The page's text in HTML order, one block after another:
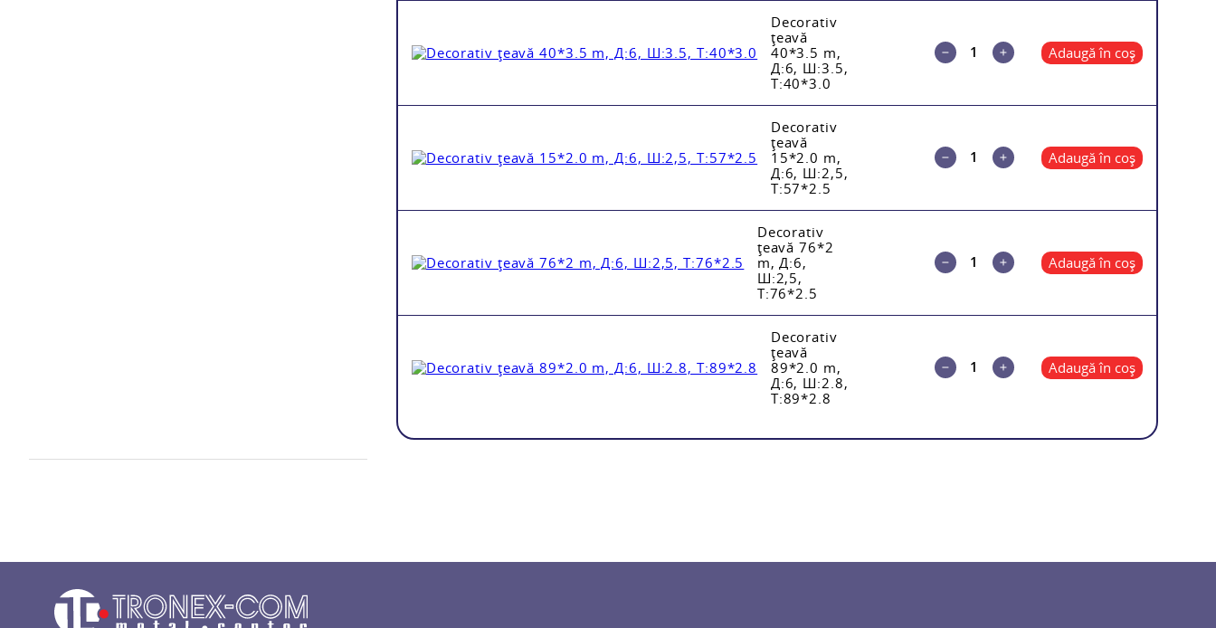
Decorativ
țeavă
40*3.5 m,
Д:6, Ш:3.5,
Т:40*3.0
Adaugă în coș
Decorativ
țeavă
15*2.0 m,
Д:6, Ш:2,5,
Т:57*2.5
Adaugă în coș
Decorativ
țeavă 76*2
m, Д:6,
Ш:2,5,
Т:76*2.5
Adaugă în coș
Decorativ
țeavă
89*2.0 m,
Д:6, Ш:2.8,
Т:89*2.8
Adaugă în coș